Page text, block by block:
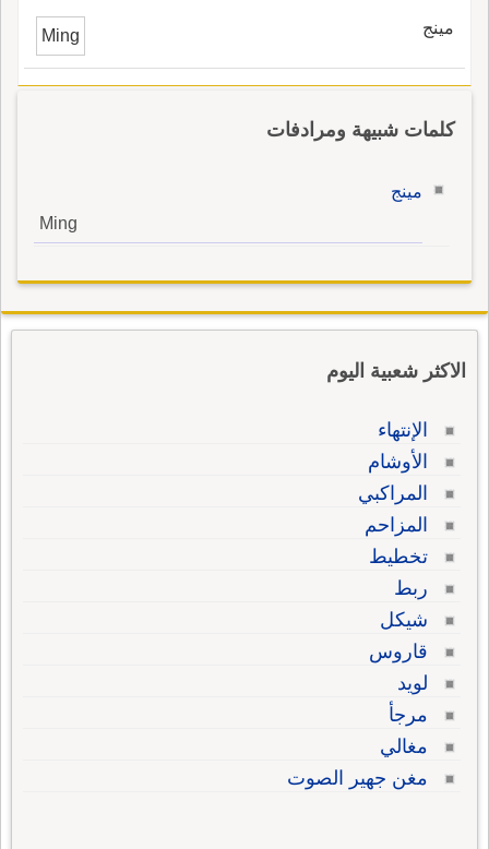
مينج Ming
كلمات شبيهة ومرادفات
مينج
Ming
الاكثر شعبية اليوم
الإنتهاء
الأوشام
المراكبي
المزاحم
تخطيط
ربط
شيكل
قاروس
لويد
مرجأ
مغالي
مغن جهير الصوت